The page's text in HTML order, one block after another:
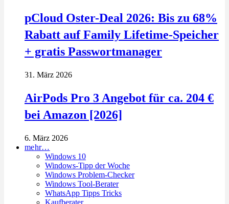
pCloud Oster-Deal 2026: Bis zu 68%
Rabatt auf Family Lifetime-Speicher
+ gratis Passwortmanager
31. März 2026
AirPods Pro 3 Angebot für ca. 204 €
bei Amazon [2026]
6. März 2026
mehr…
Windows 10
Windows-Tipp der Woche
Windows Problem-Checker
Windows Tool-Berater
WhatsApp Tipps Tricks
Kaufberater